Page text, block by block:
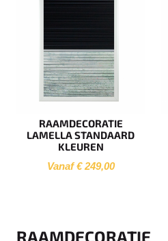
RAAMDECORATIE
LAMELLA STANDAARD
KLEUREN
Vanaf € 249,00
RAAMDECORATIE